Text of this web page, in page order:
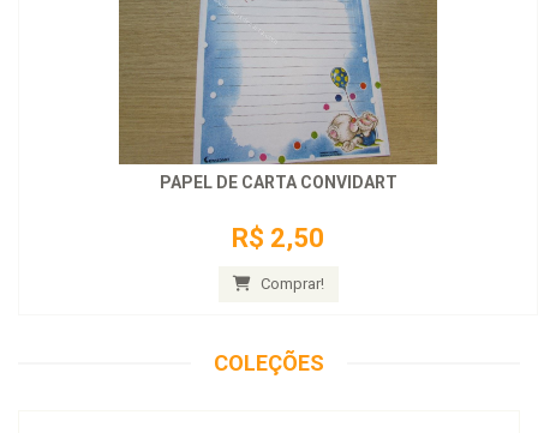
PAPEL DE CARTA CONVIDART
R$ 2,50
Comprar!
COLEÇÕES